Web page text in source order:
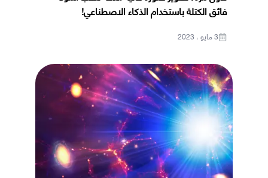
فائق الكتلة باستخدام الذكاء الاصطناعي!
3 مايو ، 2023